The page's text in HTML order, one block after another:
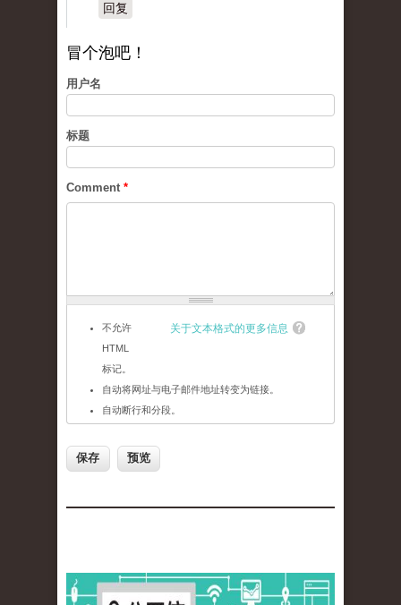
回复
冒个泡吧！
用户名
标题
Comment *
关于文本格式的更多信息
不允许
HTML
标记。
自动将网址与电子邮件地址转变为链接。
自动断行和分段。